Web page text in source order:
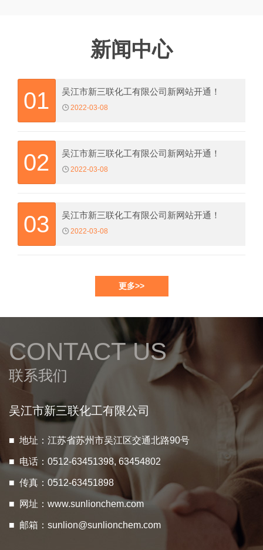
新闻中心
01 吴江市新三联化工有限公司新网站开通！
2022-03-08
02 吴江市新三联化工有限公司新网站开通！
2022-03-08
03 吴江市新三联化工有限公司新网站开通！
2022-03-08
更多>>
CONTACT US
联系我们
吴江市新三联化工有限公司
■ 地址：江苏省苏州市吴江区交通北路90号
■ 电话：0512-63451398, 63454802
■ 传真：0512-63451898
■ 网址： www.sunlionchem.com
■ 邮箱： sunlion@sunlionchem.com